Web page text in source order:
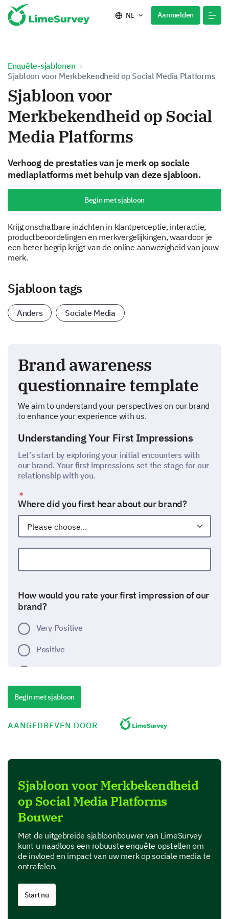
NL Aanmelden
Enquête-sjablonen
Sjabloon voor Merkbekendheid op Social Media Platforms
Sjabloon voor
Merkbekendheid op Social
Media Platforms
Verhoog de prestaties van je merk op sociale
mediaplatforms met behulp van deze sjabloon.
Begin met sjabloon
Krijg onschatbare inzichten in klantperceptie, interactie,
productbeoordelingen en merkvergelijkingen, waardoor je
een beter begrip krijgt van de online aanwezigheid van jouw
merk.
Sjabloon tags
Anders Sociale Media
Brand awareness
questionnaire template
We aim to understand your perspectives on our brand
to enhance your experience with us.
Understanding Your First Impressions
Let’s start by exploring your initial encounters with
our brand. Your first impressions set the stage for our
relationship with you.
Where did you first hear about our brand?
Other:
How would you rate your first impression of our
brand?
Very Positive
Positive
Negative
How familiar are you with our brand?
Very familiar
Somewhat familiar
Neutral
Somewhat unfamiliar
Very unfamiliar
Begin met sjabloon
AANGEDREVEN DOOR
Sjabloon voor Merkbekendheid
op Social Media Platforms
Bouwer
Met de uitgebreide sjabloonbouwer van LimeSurvey
kunt u naadloos een robuuste enquête opstellen om
de invloed en impact van uw merk op sociale media te
ontrafelen.
Start nu